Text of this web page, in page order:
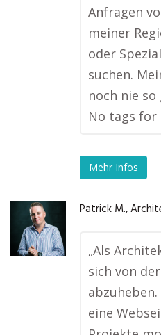
Anfragen
meiner
oder
suchen.
noch nie
No tags
Mehr Infos
Patrick M.,
„Als
sich von
eine